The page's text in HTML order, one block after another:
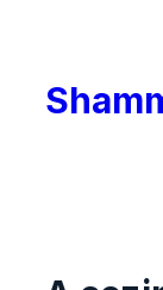
content